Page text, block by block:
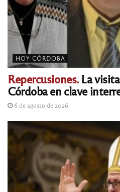
HOY CÓRDOBA
Repercusiones.La
Córdoba en clave
6 de agosto de 2026